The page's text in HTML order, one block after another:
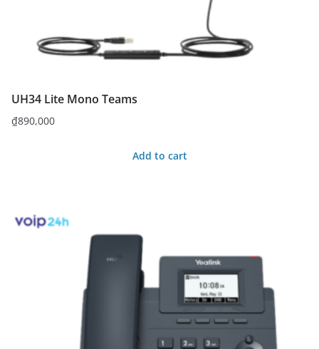
UH34 Lite Mono Teams
₫890,000
Add to cart